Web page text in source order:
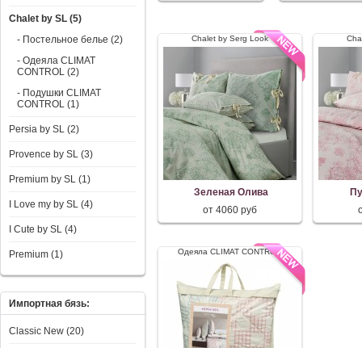
Chalet by SL (5)
- Постельное белье (2)
- Одеяла CLIMAT
CONTROL (2)
- Подушки CLIMAT
CONTROL (1)
Persia by SL (2)
Provence by SL (3)
Premium by SL (1)
I Love my by SL (4)
I Сute by SL (4)
Premium (1)
Импортная бязь:
Classic New (20)
Chalet by Serg Look
Зеленая Олива
от 4060 руб
Одеяла CLIMAT CONTROL